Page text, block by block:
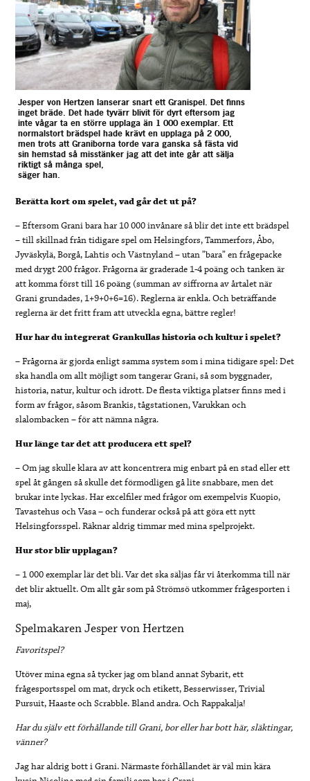
Jesper von Hertzen lanserar snart ett Granispel. Det finns
inget bräde. Det hade tyvärr blivit för dyrt eftersom jag
inte vågar ta en större upplaga än 1 000 exemplar. Ett
normalstort brädspel hade krävt en upplaga på 2 000,
men trots att Graniborna torde vara ganska så fästa vid
sin hemstad så misstänker jag att det inte går att sälja
riktigt så många spel,
säger han.
Berätta kort om spelet, vad går det ut på?
– Eftersom Grani bara har 10 000 invånare så blir det inte ett brädspel
– till skillnad från tidigare spel om Helsingfors, Tammerfors, Åbo,
Jyväskylä, Borgå, Lahtis och Västnyland – utan ”bara” en frågepacke
med drygt 200 frågor. Frågorna är graderade 1-4 poäng och tanken är
att komma först till 16 poäng (summan av siffrorna av årtalet när
Grani grundades, 1+9+0+6=16). Reglerna är enkla. Och beträffande
reglerna är det fritt fram att utveckla egna, bättre regler!
Hur har du integrerat Grankullas historia och kultur i spelet?
– Frågorna är gjorda enligt samma system som i mina tidigare spel: Det
ska handla om allt möjligt som tangerar Grani, så som byggnader,
historia, natur, kultur och idrott. De flesta viktiga platser finns med i
form av frågor, såsom Brankis, tågstationen, Varukkan och
slalombacken – för att nämna några.
Hur länge tar det att producera ett spel?
– Om jag skulle klara av att koncentrera mig enbart på en stad eller ett
spel åt gången så skulle det förmodligen gå lite snabbare, men det
brukar inte lyckas. Har excelfiler med frågor om exempelvis Kuopio,
Tavastehus och Vasa – och funderar också på att göra ett nytt
Helsingforsspel. Räknar aldrig timmar med mina spelprojekt.
Hur stor blir upplagan?
–1 000 exemplar lär det bli. Var det ska säljas får vi återkomma till när
det blir aktuellt. Om allt går som på Strömsö utkommer frågesporten i
maj,
Spelmakaren Jesper von Hertzen
Favoritspel?
Utöver mina egna så tycker jag om bland annat Sybarit, ett
frågesportsspel om mat, dryck och etikett, Besserwisser, Trivial
Pursuit, Haaste och Scrabble. Bland andra. Och Rappakalja!
Har du själv ett förhållande till Grani, bor eller har bott här, släktingar,
vänner?
Jag har aldrig bott i Grani. Närmaste förhållandet är väl min kära